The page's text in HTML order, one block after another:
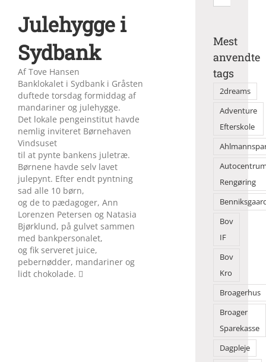
Julehygge i
Sydbank
Af Tove Hansen
Banklokalet i Sydbank i Gråsten
duftede torsdag formiddag af
mandariner og julehygge.
Det lokale pengeinstitut havde
nemlig inviteret Børnehaven
Vindsuset
til at pynte bankens juletræ.
Børnene havde selv lavet
julepynt. Efter endt pyntning
sad alle 10 børn,
og de to pædagoger, Ann
Lorenzen Petersen og Natasia
Bjørklund, på gulvet sammen
med bankpersonalet,
og fik serveret juice,
pebernødder, mandariner og
lidt chokolade. 
efter:
Mest
anvendte
tags
2dreams
Adventure
Efterskole
Rengøring
Bov
IF
Bov
Kro
Broagerhus
Broager
Sparekasse
Dagpleje